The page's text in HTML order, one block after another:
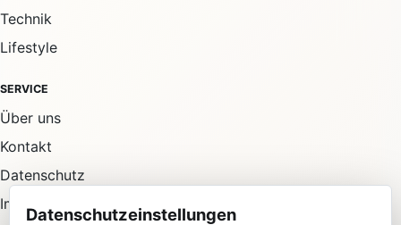
Technik
Lifestyle
SERVICE
Über uns
Kontakt
Datenschutz
Impressum
Datenschutzeinstellungen